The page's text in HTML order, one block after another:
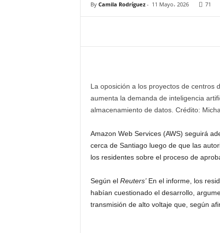
n
By Camila Rodríguez- 11 Mayo، 2026 71
La oposición a los proyectos de centros
aumenta la demanda de inteligencia
almacenamiento de datos. Crédito:
Amazon Web Services (AWS) seguirá
cerca de Santiago luego de que las
los residentes sobre el proceso de
Según el Reuters’En el informe, los
habían cuestionado el desarrollo,
transmisión de alto voltaje que, según